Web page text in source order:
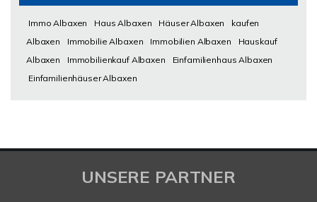
Immo Albaxen Haus Albaxen Häuser Albaxen
kaufen
Albaxen
Immobilie Albaxen Immobilien Albaxen
Hauskauf
Albaxen
Immobilienkauf Albaxen
Einfamilienhaus Albaxen
Einfamilienhäuser Albaxen
UNSERE PARTNER